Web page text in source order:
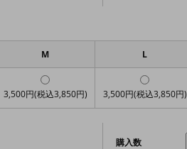
M L
3,500円(税込3,850円) 3,500円(税込3,850円)
購入数